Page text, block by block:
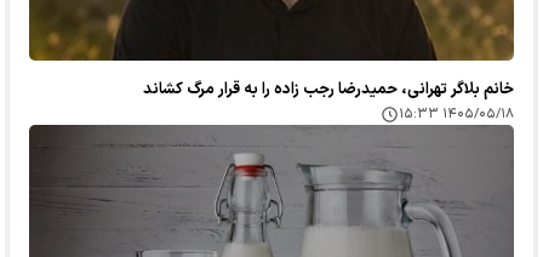
خانم بلاگر تهرانی، حمیدرضا رجب زاده را به قرار مرگ کشاند
۱۴۰۵/۰۵/۱۸ ۱۵:۳۳